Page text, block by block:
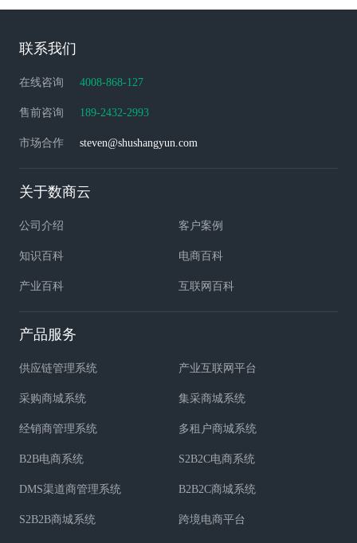
联系我们
在线咨询 4008-868-127
售前咨询 189-2432-2993
市场合作 steven@shushangyun.com
关于数商云
公司介绍 客户案例
知识百科 电商百科
产业百科 互联网百科
产品服务
供应链管理系统 产业互联网平台
采购商城系统 集采商城系统
经销商管理系统 多租户商城系统
B2B电商系统 S2B2C电商系统
DMS渠道商管理系统 B2B2C商城系统
S2B2B商城系统 跨境电商平台